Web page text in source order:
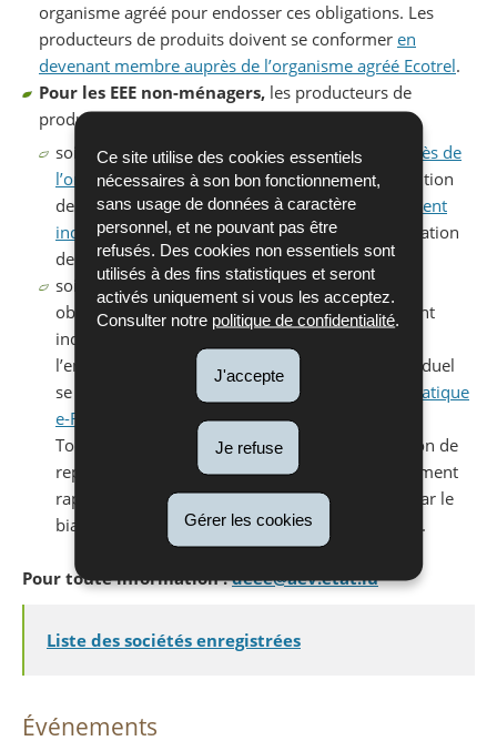
Ce site utilise des cookies essentiels
nécessaires à son bon fonctionnement,
sans usage de données à caractère
personnel, et ne pouvant pas être
refusés. Des cookies non essentiels sont
utilisés à des fins statistiques et seront
activés uniquement si vous les acceptez.
Consulter notre politique de confidentialité.
J'accepte
Je refuse
Gérer les cookies
organisme agréé pour endosser ces obligations. Les
producteurs de produits doivent se conformer en
devenant membre auprès de l’organisme agréé Ecotrel.
Pour les EEE non-ménagers, les producteurs de
produits ont le choix de:
soit de se conformer endevenant membre auprès de
l’organisme agréé Ecotrelen signant une convention
de louage de serviceetendemandant un agrément
individuel partiel EEE-B2Bauprès de l’Administration
de l’environnement ;
soit de se conformer en répondant à toutes ses
obligations lui-même en demandant un agrément
individuel auprès de l’Administration de
l’environnement. La demande d’agrément individuel
se fait obligatoirement en ligne via
l’outil informatique
e-RA
Tout producteur qui remplit lui-même l'obligation de
reprise (agrément individuel) doit faire annuellement
rapport à l'Administration de l'environnement par le
biais de l’outil e-RA, au plus tard pour le 30 avril.
Pour toute information :deee@aev.etat.lu
Liste des sociétés enregistrées
Événements